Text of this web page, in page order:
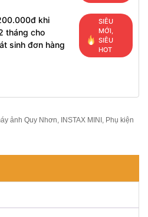
khi
tháng cho
sinh đơn hàng
SIÊU
MỚI,
SIÊU
HOT
ảnh Quy Nhơn, INSTAX MINI , Phụ kiện